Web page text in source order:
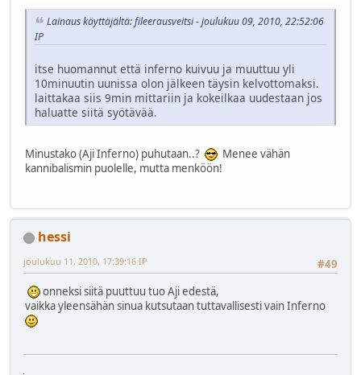
Lainaus käyttäjältä: fileerausveitsi - joulukuu 09, 2010, 22:52:06
IP
itse huomannut että inferno kuivuu ja muuttuu yli
10minuutin uunissa olon jälkeen täysin kelvottomaksi.
laittakaa siis 9min mittariin ja kokeilkaa uudestaan jos
haluatte siitä syötävää.
Minustako (Aji Inferno) puhutaan..?
Menee vähän
kannibalismin puolelle, mutta menköön!
hessi
#49
joulukuu 11, 2010, 17:39:16 IP
onneksi siitä puuttuu tuo Aji edestä,
vaikka yleensähän sinua kutsutaan tuttavallisesti vain Inferno